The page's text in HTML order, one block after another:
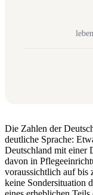
Die Zahlen der
deutliche Sprache:
Deutschland mit einer
davon in
voraussichtlich auf bis
keine Sondersituation